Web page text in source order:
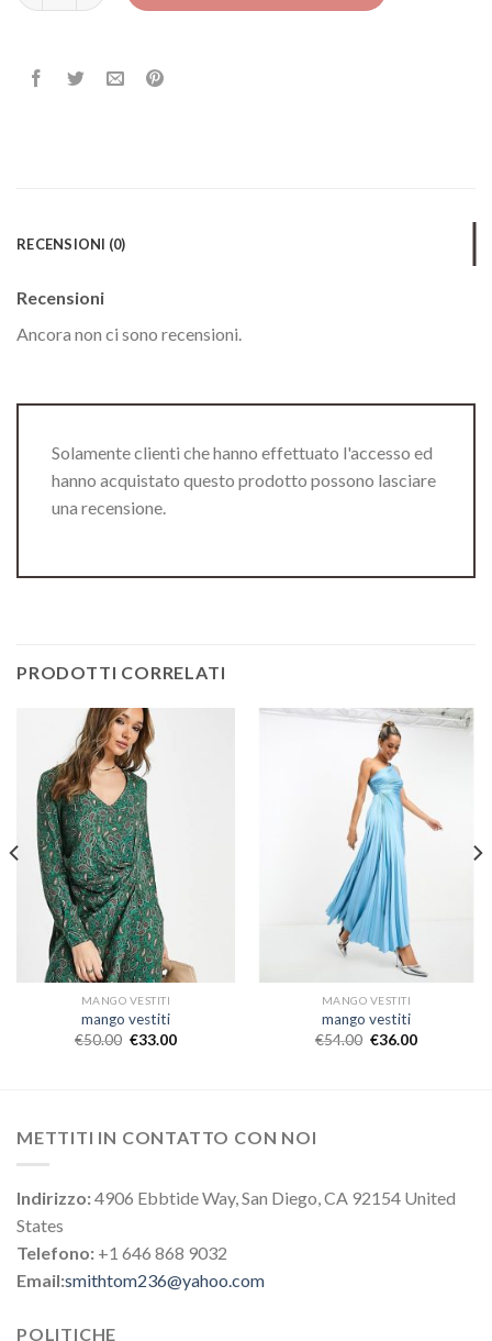
RECENSIONI (0)
Recensioni
Ancora non ci sono recensioni.
Solamente clienti che hanno effettuato l'accesso ed
hanno acquistato questo prodotto possono lasciare
una recensione.
PRODOTTI CORRELATI
MANGO VESTITI
mango vestiti
€50.00 €33.00
MANGO VESTITI
mango vestiti
€54.00 €36.00
METTITI IN CONTATTO CON NOI
Indirizzo:4906 Ebbtide Way, San Diego, CA 92154 United
States
Telefono: +1 646 868 9032
Email:smithtom236@yahoo.com
POLITICHE